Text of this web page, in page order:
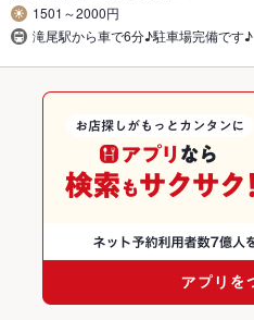
1501～2000円
滝尾駅から車で6分♪駐車場完備です♪